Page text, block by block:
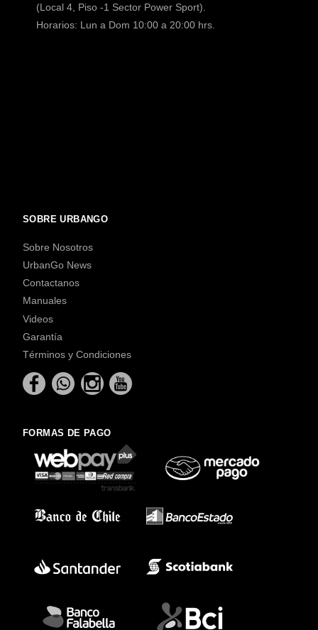
(Local 4, Piso -1 Sector Power Sport).
Horarios: Lun a Dom 10:00 a 20:00 hrs.
SOBRE URBANGO
Sobre Nosotros
UrbanGo News
Contactanos
Manuales
Videos
Garantía
Términos y Condiciones
FORMAS DE PAGO